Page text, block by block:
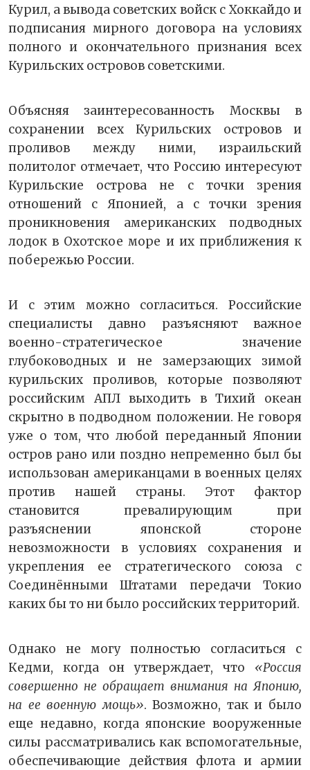
Курил, а вывода советских войск с Хоккайдо и
подписания мирного договора на условиях
полного и окончательного признания всех
Курильских островов советскими.
Объясняя заинтересованность Москвы в
сохранении всех Курильских островов и
проливов между ними, израильский
политолог отмечает, что Россию интересуют
Курильские острова не с точки зрения
отношений с Японией, а с точки зрения
проникновения американских подводных
лодок в Охотское море и их приближения к
побережью России.
И с этим можно согласиться. Российские
специалисты давно разъясняют важное
военно-стратегическое значение
глубоководных и не замерзающих зимой
курильских проливов, которые позволяют
российским АПЛ выходить в Тихий океан
скрытно в подводном положении. Не говоря
уже о том, что любой переданный Японии
остров рано или поздно непременно был бы
использован американцами в военных целях
против нашей страны. Этот фактор
становится превалирующим при
разъяснении японской стороне
невозможности в условиях сохранения и
укрепления ее стратегического союза с
Соединёнными Штатами передачи Токио
каких бы то ни было российских территорий.
Однако не могу полностью согласиться с
Кедми, когда он утверждает, что «Россия
совершенно не обращает внимания на Японию,
на ее военную мощь». Возможно, так и было
еще недавно, когда японские вооруженные
силы рассматривались как вспомогательные,
обеспечивающие действия флота и армии